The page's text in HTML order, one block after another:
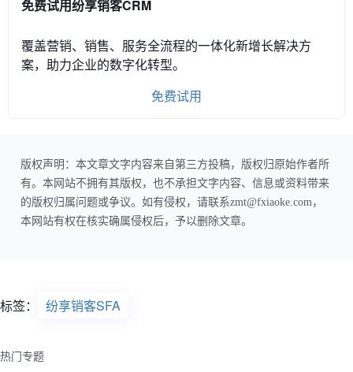
免费试用纷享销客CRM
覆盖营销、销售、服务全流程的一体化新增长解决方
案，助力企业的数字化转型。
免费试用
版权声明：本文章文字内容来自第三方投稿，版权归原始作者所
有。本网站不拥有其版权，也不承担文字内容、信息或资料带来
的版权归属问题或争议。如有侵权，请联系zmt@fxiaoke.com，
本网站有权在核实确属侵权后，予以删除文章。
标签： 纷享销客SFA
热门专题